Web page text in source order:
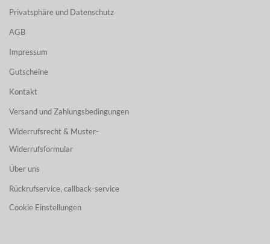
Privatsphäre und Datenschutz
AGB
Impressum
Gutscheine
Kontakt
Versand und Zahlungsbedingungen
Widerrufsrecht & Muster-
Widerrufsformular
Über uns
Rückrufservice, callback-service
Cookie Einstellungen